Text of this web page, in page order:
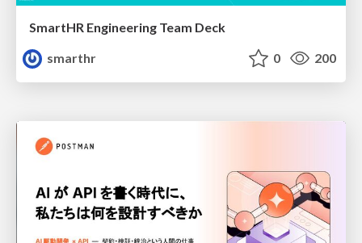
SmartHR Engineering Team Deck
smarthr
0 200